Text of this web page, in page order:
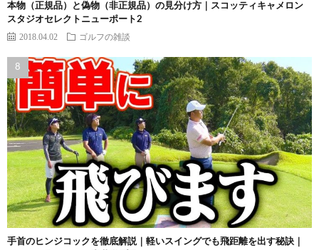
本物（正規品）と偽物（非正規品）の見分け方｜スコッティキャメロン
スタジオセレクトニューポート2
2018.04.02 ゴルフの雑談
手首のヒンジコックを徹底解説｜軽いスイングでも飛距離を出す秘訣｜